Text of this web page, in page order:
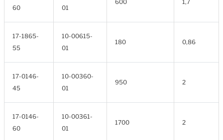
60 01
600 1,7
17-1865-
55
10-00615-
01
180 0,86
17-0146-
45
10-00360-
01
950 2
17-0146-
60
10-00361-
01
1700 2